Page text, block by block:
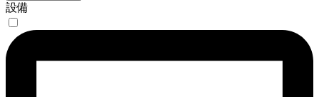
設備